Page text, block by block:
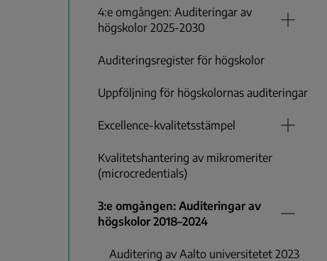
4:e omgången: Auditeringar av
högskolor 2025-2030
Auditeringsregister för högskolor
Uppföljning för högskolornas auditeringar
Excellence-kvalitetsstämpel
Kvalitetshantering av mikromeriter
(microcredentials)
3:e omgången: Auditeringar av
högskolor 2018–2024
Auditering av Aalto universitetet 2023